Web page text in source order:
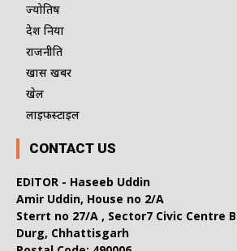
ज्योतिष
देश दुनिया
राजनीति
खास खबर
खेल
लाइफस्टाइल
CONTACT US
EDITOR - Haseeb Uddin
Amir Uddin, House no 2/A
Sterrt no 27/A , Sector7 Civic Centre
Durg, Chhattisgarh